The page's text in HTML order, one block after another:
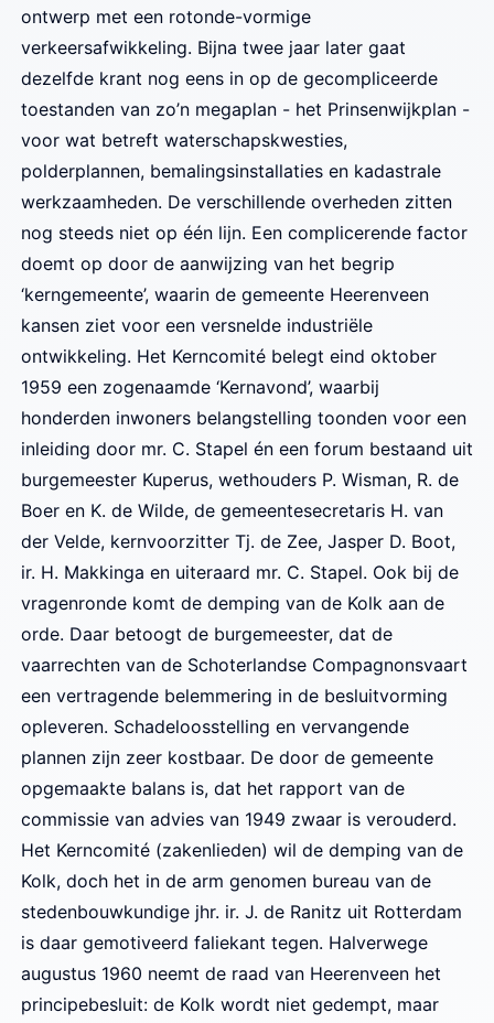
ontwerp met een rotonde-vormige
verkeersafwikkeling. Bijna twee jaar later gaat
dezelfde krant nog eens in op de gecompliceerde
toestanden van zo’n megaplan - het Prinsenwijkplan -
voor wat betreft waterschapskwesties,
polderplannen, bemalingsinstallaties en kadastrale
werkzaamheden. De verschillende overheden zitten
nog steeds niet op één lijn. Een complicerende factor
doemt op door de aanwijzing van het begrip
‘kerngemeente’, waarin de gemeente Heerenveen
kansen ziet voor een versnelde industriële
ontwikkeling. Het Kerncomité belegt eind oktober
1959 een zogenaamde ‘Kernavond’, waarbij
honderden inwoners belangstelling toonden voor een
inleiding door mr. C. Stapel én een forum bestaand uit
burgemeester Kuperus, wethouders P. Wisman, R. de
Boer en K. de Wilde, de gemeentesecretaris H. van
der Velde, kernvoorzitter Tj. de Zee, Jasper D. Boot,
ir. H. Makkinga en uiteraard mr. C. Stapel. Ook bij de
vragenronde komt de demping van de Kolk aan de
orde. Daar betoogt de burgemeester, dat de
vaarrechten van de Schoterlandse Compagnonsvaart
een vertragende belemmering in de besluitvorming
opleveren. Schadeloosstelling en vervangende
plannen zijn zeer kostbaar. De door de gemeente
opgemaakte balans is, dat het rapport van de
commissie van advies van 1949 zwaar is verouderd.
Het Kerncomité (zakenlieden) wil de demping van de
Kolk, doch het in de arm genomen bureau van de
stedenbouwkundige jhr. ir. J. de Ranitz uit Rotterdam
is daar gemotiveerd faliekant tegen. Halverwege
augustus 1960 neemt de raad van Heerenveen het
principebesluit: de Kolk wordt niet gedempt, maar